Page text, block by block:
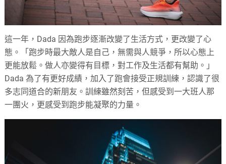
這一年，Dada 因為跑步逐漸改變了生活方式，更改變了心
態。「跑步時最大敵人是自己，無需與人競爭，所以心態上
更能放鬆。做人亦變得有目標，對工作及生活都有幫助。」
Dada 為了有更好成績，加入了跑會接受正規訓練，認識了很
多志同道合的新朋友。訓練雖然刻苦，但感受到一大班人那
一團火，更感受到跑步能凝聚的力量。